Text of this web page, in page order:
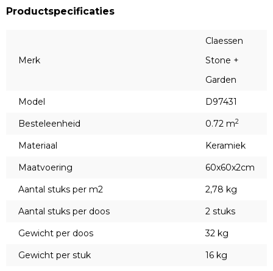
Productspecificaties
Merk
Claessen
Stone +
Garden
Model
D97431
Besteleenheid
0.72 m2
Materiaal
Keramiek
Maatvoering
60x60x2cm
Aantal stuks per m2
2,78 kg
Aantal stuks per doos
2 stuks
Gewicht per doos
32 kg
Gewicht per stuk
16 kg